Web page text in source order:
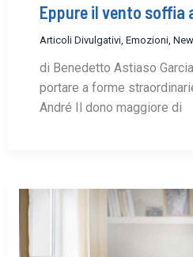
Eppure il vento
Articoli Divulgativi, Emozioni,
di Benedetto Astiaso
portare a forme
André Il dono maggiore di